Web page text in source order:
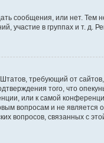
сообщения, или нет. Тем
в группах и т. д.
требующий от
того, что
или к самой
вопросам и не является
вопросов, связанных с